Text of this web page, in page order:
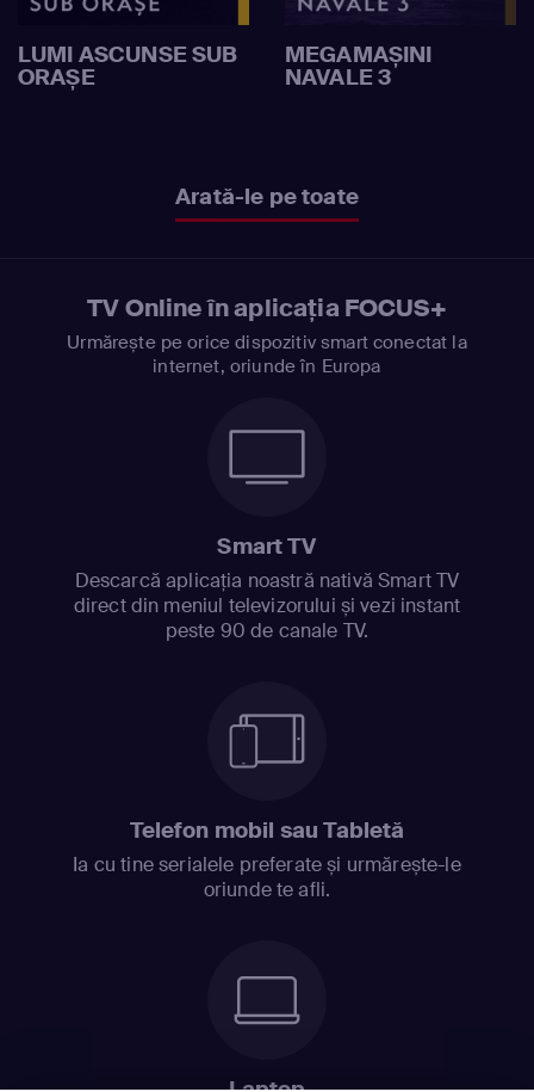
LUMI ASCUNSE SUB
ORAȘE
MEGAMAȘINI
NAVALE 3
Arată-le pe toate
TV Online în aplicația FOCUS+
Urmărește pe orice dispozitiv smart conectat la
internet, oriunde în Europa
Smart TV
Descarcă aplicația noastră nativă Smart TV
direct din meniul televizorului și vezi instant
peste 90 de canale TV.
Telefon mobil sau Tabletă
Ia cu tine serialele preferate și urmărește-le
oriunde te afli.